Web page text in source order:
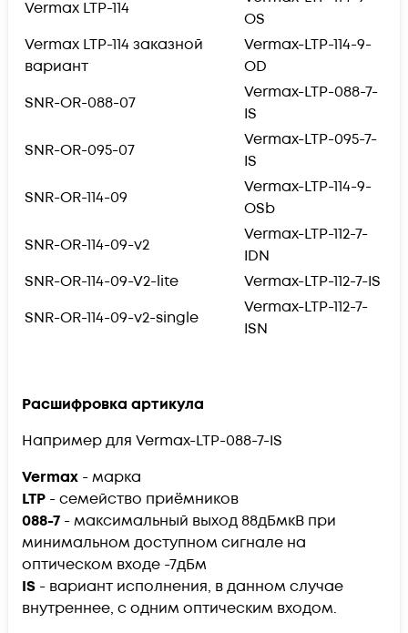
Vermax LTP-114
OS
Vermax LTP-114 заказной
вариант
Vermax-LTP-114-9-
OD
SNR-OR-088-07
Vermax-LTP-088-7-
IS
SNR-OR-095-07
Vermax-LTP-095-7-
IS
SNR-OR-114-09
Vermax-LTP-114-9-
OSb
SNR-OR-114-09-v2
Vermax-LTP-112-7-
IDN
SNR-OR-114-09-V2-lite
Vermax-LTP-112-7-IS
SNR-OR-114-09-v2-single
Vermax-LTP-112-7-
ISN
Расшифровка артикула
Например для Vermax-LTP-088-7-IS
Vermax - марка
LTP - семейство приёмников
088-7 - максимальный выход 88дБмкВ при
минимальном доступном сигнале на
оптическом входе -7дБм
IS - вариант исполнения, в данном случае
внутреннее, с одним оптическим входом.